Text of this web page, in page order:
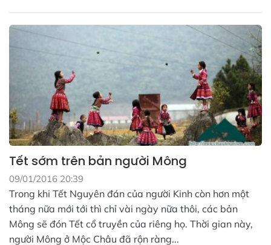
Tết sớm trên bản người Mông
09/01/2016 20:39
Trong khi Tết Nguyên đán của người Kinh còn hơn một
tháng nữa mới tới thì chỉ vài ngày nữa thôi, các bản
Mông sẽ đón Tết cổ truyền của riêng họ. Thời gian này,
người Mông ở Mộc Châu đã rộn ràng...